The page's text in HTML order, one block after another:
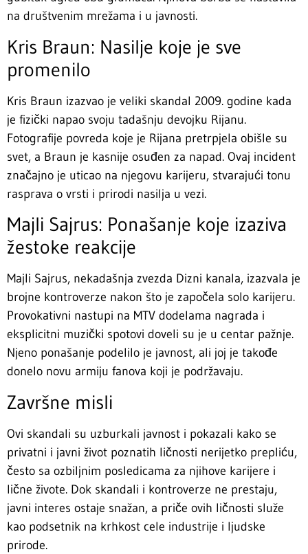
na društvenim mrežama i u javnosti.
Kris Braun: Nasilje koje je sve
promenilo
Kris Braun izazvao je veliki skandal 2009. godine kada
je fizički napao svoju tadašnju devojku Rijanu.
Fotografije povreda koje je Rijana pretrpjela obišle su
svet, a Braun je kasnije osuđen za napad. Ovaj incident
značajno je uticao na njegovu karijeru, stvarajući tonu
rasprava o vrsti i prirodi nasilja u vezi.
Majli Sajrus: Ponašanje koje izaziva
žestoke reakcije
Majli Sajrus, nekadašnja zvezda Dizni kanala, izazvala je
brojne kontroverze nakon što je započela solo karijeru.
Provokativni nastupi na MTV dodelama nagrada i
eksplicitni muzički spotovi doveli su je u centar pažnje.
Njeno ponašanje podelilo je javnost, ali joj je takođe
donelo novu armiju fanova koji je podržavaju.
Završne misli
Ovi skandali su uzburkali javnost i pokazali kako se
privatni i javni život poznatih ličnosti nerijetko prepliću,
često sa ozbiljnim posledicama za njihove karijere i
lične živote. Dok skandali i kontroverze ne prestaju,
javni interes ostaje snažan, a priče ovih ličnosti služe
kao podsetnik na krhkost cele industrije i ljudske
prirode.